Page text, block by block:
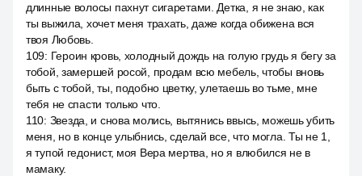
длинные волосы пахнут сигаретами. Детка, я не знаю, как
ты выжила, хочет меня трахать, даже когда обижена вся
твоя Любовь.
109: Героин кровь, холодный дождь на голую грудь я бегу за
тобой, замершей росой, продам всю мебель, чтобы вновь
быть с тобой, ты, подобно цветку, улетаешь во тьме, мне
тебя не спасти только что.
110: Звезда, и снова молись, вытянись ввысь, можешь убить
меня, но в конце улыбнись, сделай все, что могла. Ты не 1,
я тупой гедонист, моя Вера мертва, но я влюбился не в
мамаку.